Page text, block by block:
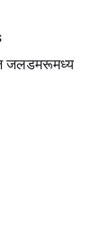
जलडमरूमध्य